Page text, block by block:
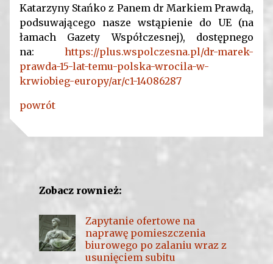
Katarzyny Stańko z Panem dr Markiem Prawdą,
podsuwającego nasze wstąpienie do UE (na
łamach Gazety Współczesnej), dostępnego
na: https://plus.wspolczesna.pl/dr-marek-
prawda-15-lat-temu-polska-wrocila-w-
krwiobieg-europy/ar/c1-14086287
powrót
Zobacz rownież:
Zapytanie ofertowe na
naprawę pomieszczenia
biurowego po zalaniu wraz z
usunięciem subitu